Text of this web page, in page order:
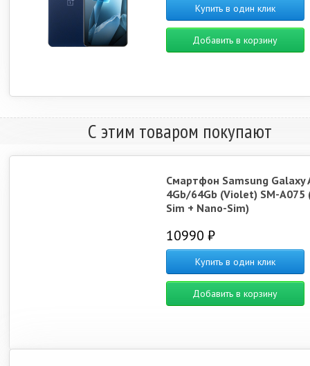
Купить в один клик
Добавить в корзину
С этим товаром покупают
Смартфон Samsung Galaxy
4Gb/64Gb (Violet) SM-A075
Sim + Nano-Sim)
10990 ₽
Купить в один клик
Добавить в корзину